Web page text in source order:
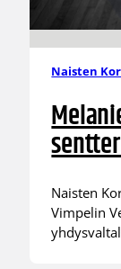
Naisten
Naisten
Vimpelin